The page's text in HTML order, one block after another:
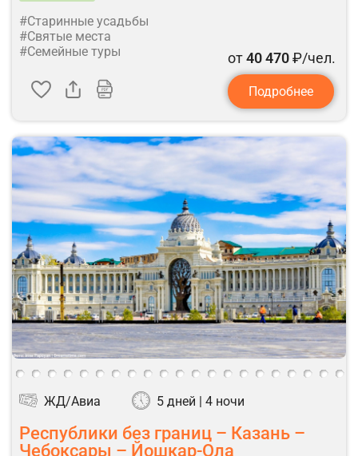
#Старинные усадьбы
#Святые места
#Семейные туры
от40 470₽/чел.
Подробнее
ЖД/Авиа 5 дней | 4 ночи
Республики без границ – Казань –
Чебоксары – Йошкар-Ола